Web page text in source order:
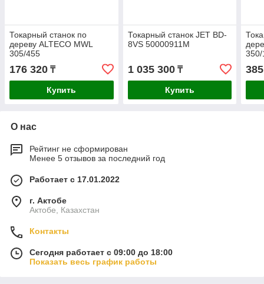
Токарный станок по
дереву ALTECO MWL
305/455
176 320 ₸
Купить
Токарный станок JET BD-
8VS 50000911M
1 035 300₸
Купить
О нас
Рейтинг не сформирован
Менее 5 отзывов за последний год
Работает с 17.01.2022
г. Актобе
Актобе, Казахстан
Контакты
Сегодня работает с 09:00 до 18:00
Показать весь график работы